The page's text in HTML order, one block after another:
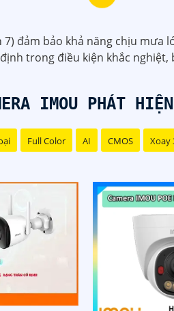
đảm bảo khả năng chịu
trong điều kiện khắc
IMOU PHÁT
Full Color AI CMOS Xoay